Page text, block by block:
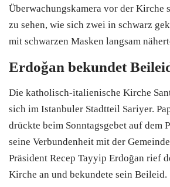
Überwachungskamera vor der Kirche
zu sehen, wie sich zwei in schwarz
mit schwarzen Masken langsam
Erdoğan bekundet
Die katholisch-italienische Kirche
sich im Istanbuler Stadtteil Sariyer.
drückte beim Sonntagsgebet auf dem
seine Verbundenheit mit der
Präsident Recep Tayyip Erdoğan rief
Kirche an und bekundete sein Beileid.